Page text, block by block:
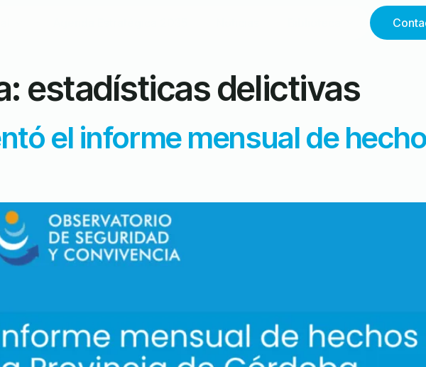
estadísticas delictivas
el informe mensual de